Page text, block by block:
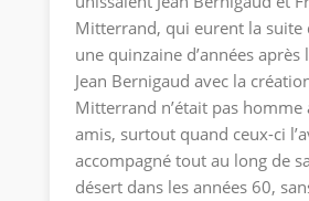
Mitterrand, qui eurent la suite
une quinzaine d’années après
Jean Bernigaud avec la
Mitterrand n’était pas homme
amis, surtout quand ceux-ci
accompagné tout au long de
désert dans les années 60,